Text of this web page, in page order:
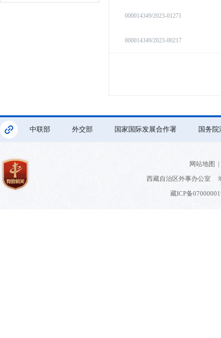
000014349/2023-01271
000014349/2023-00217
中联部 外交部 国家国际发展合作署 国务
网站地图 |
西藏自治区外事办公室
藏ICP备